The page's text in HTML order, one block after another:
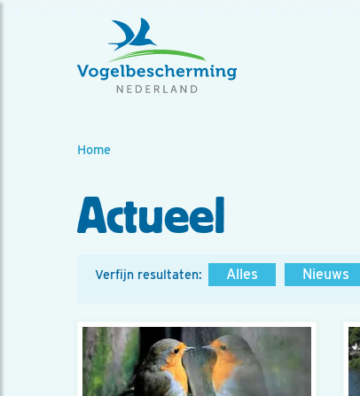
Home
Actueel
Verfijn resultaten: Alles Nieuws